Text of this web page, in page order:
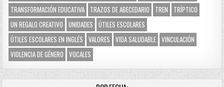
TRANSFORMACIÓN EDUCATIVA TRAZOS DE ABECEDARIO TREN
TRÍPTICO
UN REGALO CREATIVO
UNIDADES
ÚTILES ESCOLARES
ÚTILES ESCOLARES EN INGLÉS
VALORES VIDA SALUDABLE VINCULACIÓN
VIOLENCIA DE GÉNERO
VOCALES